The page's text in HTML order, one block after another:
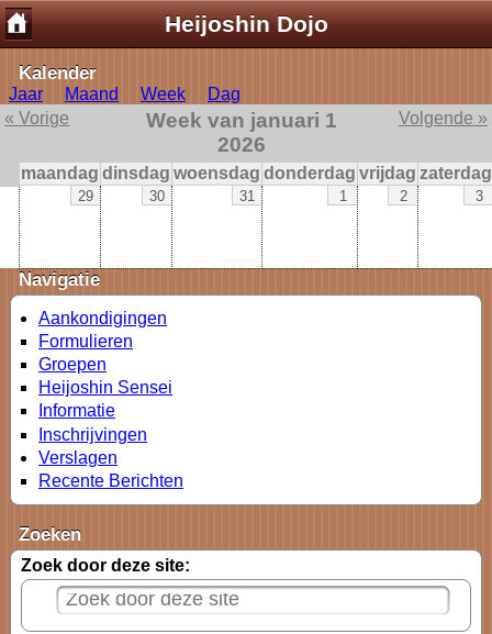
Heijoshin Dojo
Kalender
Jaar Maand Week
Dag
« Vorige
Week van januari 1
2026
Volgende »
maandag dinsdag woensdag donderdag vrijdag zaterdag
29 30 31 1 2 3
Navigatie
Aankondigingen
Formulieren
Groepen
Heijoshin Sensei
Informatie
Inschrijvingen
Verslagen
Recente Berichten
Zoeken
Zoek door deze site: